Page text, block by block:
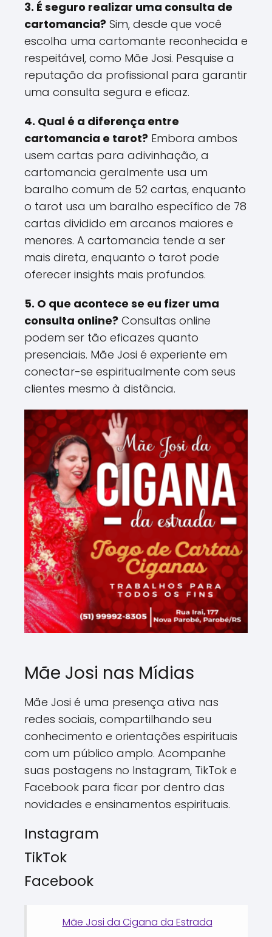
3. É seguro realizar uma consulta de
cartomancia? Sim, desde que você
escolha uma cartomante reconhecida e
respeitável, como Mãe Josi. Pesquise a
reputação da profissional para garantir
uma consulta segura e eficaz.
4. Qual é a diferença entre
cartomancia e tarot? Embora ambos
usem cartas para adivinhação, a
cartomancia geralmente usa um
baralho comum de 52 cartas, enquanto
o tarot usa um baralho específico de 78
cartas dividido em arcanos maiores e
menores. A cartomancia tende a ser
mais direta, enquanto o tarot pode
oferecer insights mais profundos​.
5. O que acontece se eu fizer uma
consulta online? Consultas online
podem ser tão eficazes quanto
presenciais. Mãe Josi é experiente em
conectar-se espiritualmente com seus
clientes mesmo à distância​.
Mãe Josi nas Mídias
Mãe Josi é uma presença ativa nas
redes sociais, compartilhando seu
conhecimento e orientações espirituais
com um público amplo. Acompanhe
suas postagens no Instagram, TikTok e
Facebook para ficar por dentro das
novidades e ensinamentos espirituais.
Instagram
TikTok
Facebook
Mãe Josi da Cigana da Estrada